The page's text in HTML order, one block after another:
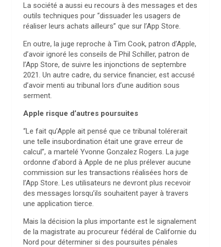
La société a aussi eu recours à des messages et des
outils techniques pour “dissuader les usagers de
réaliser leurs achats ailleurs” que sur l’App Store.
En outre, la juge reproche à Tim Cook, patron d’Apple,
d’avoir ignoré les conseils de Phil Schiller, patron de
l’App Store, de suivre les injonctions de septembre
2021. Un autre cadre, du service financier, est accusé
d’avoir menti au tribunal lors d’une audition sous
serment.
Apple risque d’autres poursuites
“Le fait qu’Apple ait pensé que ce tribunal tolérerait
une telle insubordination était une grave erreur de
calcul”, a martelé Yvonne Gonzalez Rogers. La juge
ordonne d’abord à Apple de ne plus prélever aucune
commission sur les transactions réalisées hors de
l’App Store. Les utilisateurs ne devront plus recevoir
des messages lorsqu’ils souhaitent payer à travers
une application tierce.
Mais la décision la plus importante est le signalement
de la magistrate au procureur fédéral de Californie du
Nord pour déterminer si des poursuites pénales